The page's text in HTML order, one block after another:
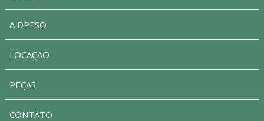
A DPESO
LOCAÇÃO
PEÇAS
CONTATO